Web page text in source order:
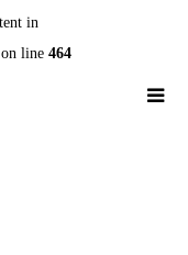
in
on line 464